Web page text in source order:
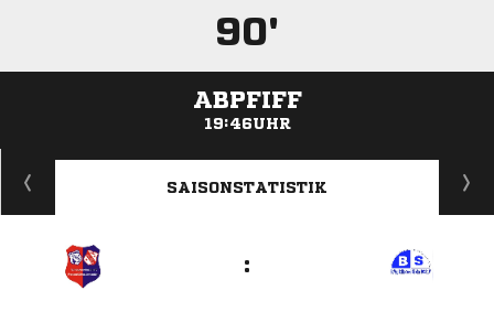
90'
ABPFIFF
19:46UHR
ANZEIGE
SAISONSTATISTIK
: